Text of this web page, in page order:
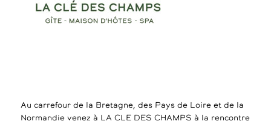
Au carrefour de la Bretagne, des Pays de Loire et de la
Normandie venez à LA CLE DES CHAMPS à la rencontre